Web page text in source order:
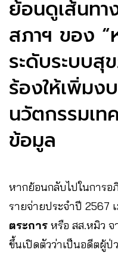
ย้อนดูเส้นทา
สภาฯ ของ
ระดับระบบสุ
ร้องให้เพิ่มง
นวัตกรรมเท
ข้อมูล
หากย้อนกลับไปในการอ
รายจ่ายประจำปี 2567
ตระการ หรือ สส.หมิว
ขึ้นเปิดตัวว่าเป็นอดีตผู้ป่